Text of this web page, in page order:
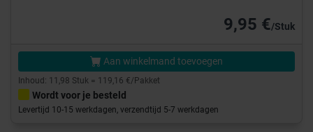
9,95 €/Stuk
Aan winkelmand toevoegen
Inhoud: 11,98 Stuk = 119,16 €/Pakket
Wordt voor je besteld
Levertijd 10-15 werkdagen, verzendtijd 5-7 werkdagen